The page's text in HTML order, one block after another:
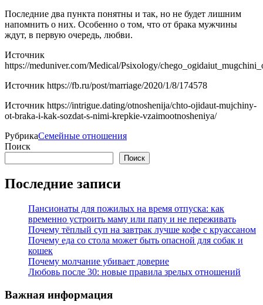
Последние два пункта понятны и так, но не будет лишним
напомнить о них. Особенно о том, что от брака мужчины
ждут, в первую очередь, любви.
Источник
https://meduniver.com/Medical/Psixology/
Источник https://fb.ru/post/marriage/2020/1/8/174578
Источник https://intrigue.dating/otnoshenija/chto-ojidaut-mujchiny-
ot-braka-i-kak-sozdat-s-nimi-krepkie-vzaimootnosheniya/
РубрикаСемейные отношения
Поиск
Поиск
Последние записи
Пансионаты для пожилых на время отпуска: как
временно устроить маму или папу и не переживать
Почему тёплый суп на завтрак лучше кофе с круассаном
Почему еда со стола может быть опасной для собак и
кошек
Почему молчание убивает доверие
Любовь после 30: новые правила зрелых отношений
Важная информация